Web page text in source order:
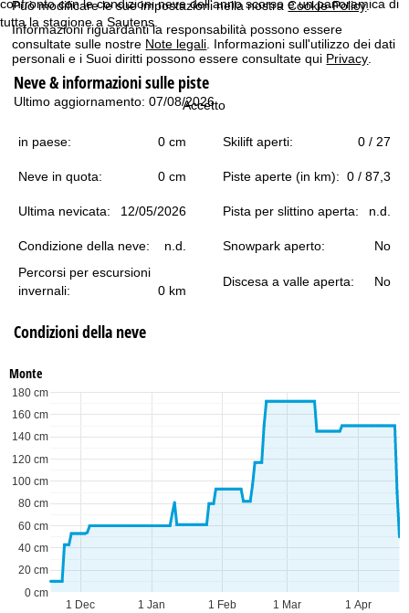
Può modificare le sue impostazioni nella nostraCookie-Policy.
Informazioni riguardanti la responsabilità possono essere
consultate sulle nostre Note legali. Informazioni sull'utilizzo dei dati
personali e i Suoi diritti possono essere consultate qui Privacy.
Accetto
a
g
e
confronto con le condizioni neve dell'anno scorso e un panoramica di
tutta la stagione a Sautens.
Neve & informazioni sulle piste
Ultimo aggiornamento: 07/08/2026
in paese: 0 cm Skilift aperti: 0 / 27
Neve in quota: 0 cm Piste aperte (in km): 0 / 87,3
Ultima nevicata: 12/05/2026 Pista per slittino aperta: n.d.
Condizione della neve: n.d. Snowpark aperto:
No
Percorsi per escursioni
invernali:
0 km
Discesa a valle aperta: No
Condizioni della neve
Monte
1 Dec 1 Jan 1 Feb 1 Mar 1 Apr
0 cm
20 cm
40 cm
60 cm
80 cm
100 cm
120 cm
140 cm
160 cm
180 cm